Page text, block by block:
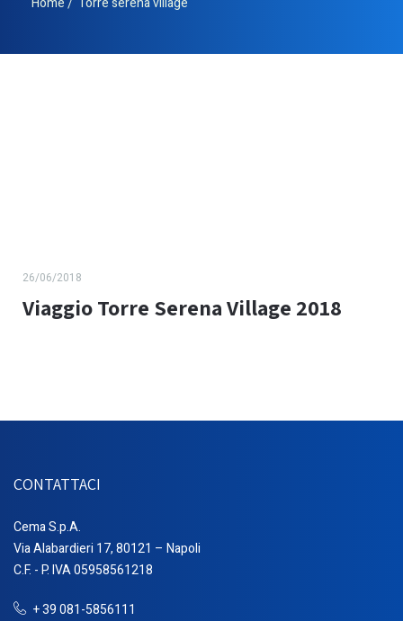
26/06/2018
Viaggio Torre Serena Village 2018
CONTATTACI
Cema S.p.A.
Via Alabardieri 17, 80121 – Napoli
C.F. - P. IVA 05958561218
+ 39 081-5856111